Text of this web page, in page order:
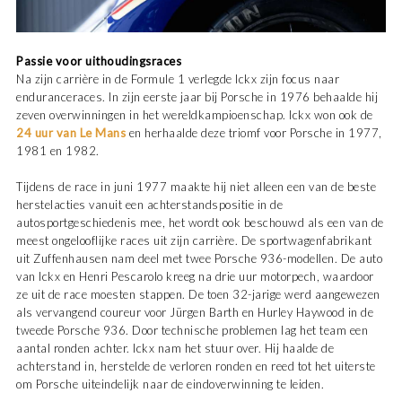
Passie voor uithoudingsraces
Na zijn carrière in de Formule 1 verlegde Ickx zijn focus naar
enduranceraces. In zijn eerste jaar bij Porsche in 1976 behaalde hij
zeven overwinningen in het wereldkampioenschap. Ickx won ook de
24 uur van Le Mans en herhaalde deze triomf voor Porsche in 1977,
1981 en 1982.
Tijdens de race in juni 1977 maakte hij niet alleen een van de beste
herstelacties vanuit een achterstandspositie in de
autosportgeschiedenis mee, het wordt ook beschouwd als een van de
meest ongelooflijke races uit zijn carrière. De sportwagenfabrikant
uit Zuffenhausen nam deel met twee Porsche 936-modellen. De auto
van Ickx en Henri Pescarolo kreeg na drie uur motorpech, waardoor
ze uit de race moesten stappen. De toen 32-jarige werd aangewezen
als vervangend coureur voor Jürgen Barth en Hurley Haywood in de
tweede Porsche 936. Door technische problemen lag het team een
aantal ronden achter. Ickx nam het stuur over. Hij haalde de
achterstand in, herstelde de verloren ronden en reed tot het uiterste
om Porsche uiteindelijk naar de eindoverwinning te leiden.